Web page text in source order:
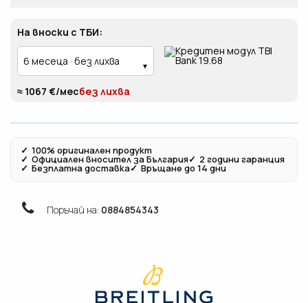
На вноски с ТБИ:
≈ 1067 €/месбез лихва
✓ 100% оригинален продукт
✓ Официален вносител за България✓ 2 години гаранция
✓ Безплатна доставка✓ Връщане до 14 дни
Поръчай на: 0884854343